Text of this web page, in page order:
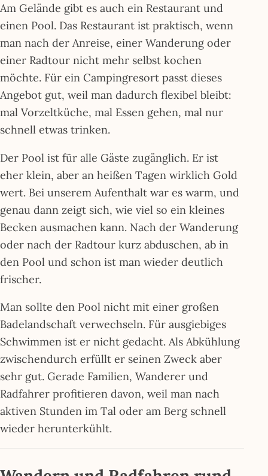
Am Gelände gibt es auch ein Restaurant und
einen Pool. Das Restaurant ist praktisch, wenn
man nach der Anreise, einer Wanderung oder
einer Radtour nicht mehr selbst kochen
möchte. Für ein Campingresort passt dieses
Angebot gut, weil man dadurch flexibel bleibt:
mal Vorzeltküche, mal Essen gehen, mal nur
schnell etwas trinken.
Der Pool ist für alle Gäste zugänglich. Er ist
eher klein, aber an heißen Tagen wirklich Gold
wert. Bei unserem Aufenthalt war es warm, und
genau dann zeigt sich, wie viel so ein kleines
Becken ausmachen kann. Nach der Wanderung
oder nach der Radtour kurz abduschen, ab in
den Pool und schon ist man wieder deutlich
frischer.
Man sollte den Pool nicht mit einer großen
Badelandschaft verwechseln. Für ausgiebiges
Schwimmen ist er nicht gedacht. Als Abkühlung
zwischendurch erfüllt er seinen Zweck aber
sehr gut. Gerade Familien, Wanderer und
Radfahrer profitieren davon, weil man nach
aktiven Stunden im Tal oder am Berg schnell
wieder herunterkühlt.